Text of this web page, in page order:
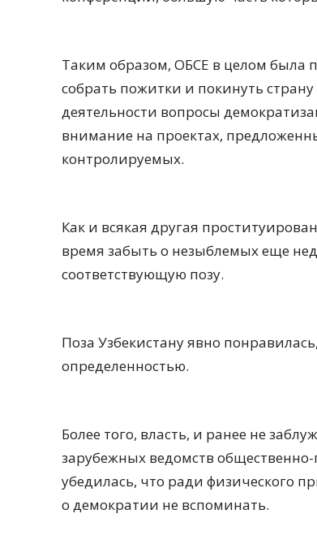
Таким образом, ОБСЕ в целом была
собрать пожитки и покинуть
деятельности вопросы
внимание на проектах,
контролируемых.
Как и всякая другая
время забыть о незыблемых еще
соответствующую позу.
Поза Узбекистану явно
определенностью.
Более того, власть, и ранее не
зарубежных ведомств
убедилась, что ради физического
о демократии не вспоминать.